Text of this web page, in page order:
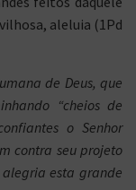
aleluia (1Pd
de Deus, que
“cheios de
o Senhor
contra seu projeto
esta grande